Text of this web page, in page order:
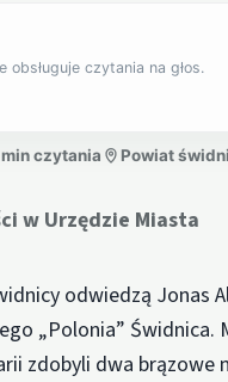
obsługuje czytania na głos.
min czytania Powiat
w Urzędzie Miasta
odwiedzą Jonas
„Polonia” Świdnica.
zdobyli dwa